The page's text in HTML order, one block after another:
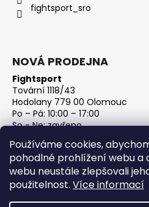
Používáme cookies,
pohodlné prohlížení webu a
webu neustále zlepšovali
použitelnost. Více informací
fightsport_sro
NOVÁ PRODEJNA
Fightsport
Tovární 1118/43
Hodolany 779 00 Olomouc
Po – Pá: 10:00 – 17:00
So - Ne: zavřeno
DIČ: CZ27813801